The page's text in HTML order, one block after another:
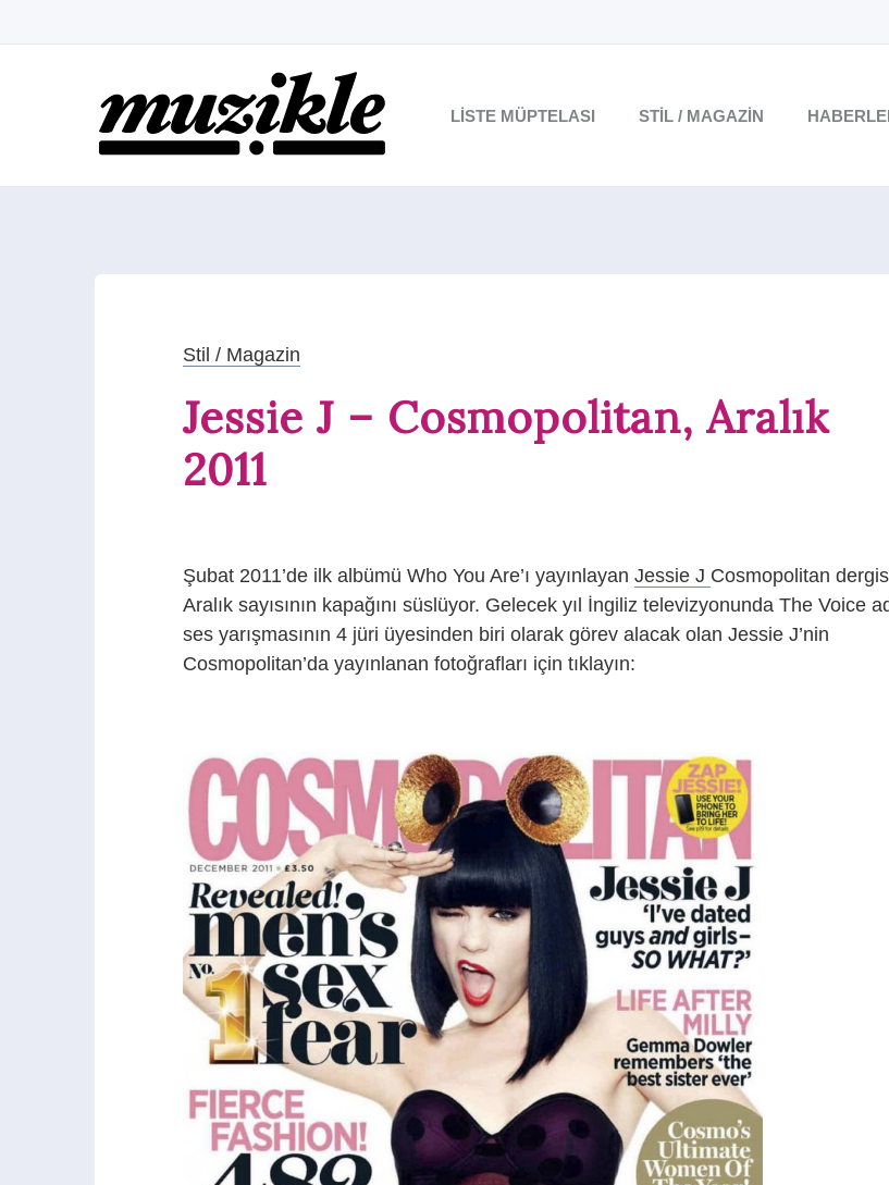
LISTE MÜPTELASI STIL / MAGAZIN
Stil / Magazin
Jessie J – Cosmopolitan, Aralık
2011
Şubat 2011’de ilk albümü Who You Are’ı yayınlayan Jessie J Cosmopolitan
Aralık sayısının kapağını süslüyor. Gelecek yıl İngiliz televizyonunda The Voice
ses yarışmasının 4 jüri üyesinden biri olarak görev alacak olan Jessie J’nin
Cosmopolitan’da yayınlanan fotoğrafları için tıklayın: